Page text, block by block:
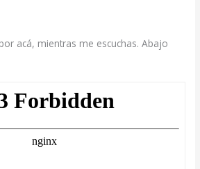
acá, mientras me escuchas. Abajo